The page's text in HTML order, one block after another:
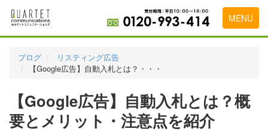
MENU
料金表
実績・お客様の声
初めて導入をお考えの方
ブログ
リスティング広告
【Google広告】自動入札とは？・・・
【Google広告】自動入札とは？概
要とメリット・注意点を紹介